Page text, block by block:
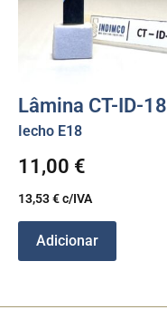
Lâmina CT-ID-18
Iecho E18
11,00 €
13,53€c/IVA
Adicionar